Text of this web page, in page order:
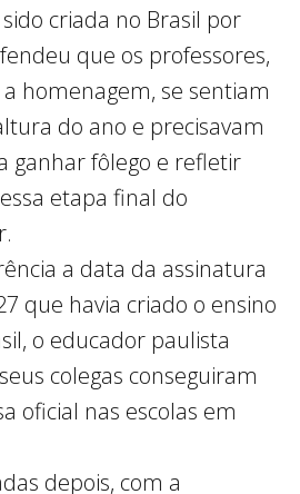
criada no Brasil por
que os professores,
homenagem, se sentiam
do ano e precisavam
ganhar fôlego e refletir
etapa final do
a data da assinatura
que havia criado o ensino
o educador paulista
colegas conseguiram
oficial nas escolas em
depois, com a